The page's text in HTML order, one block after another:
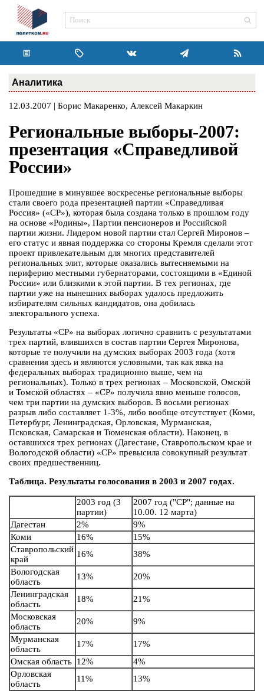
Аналитика
12.03.2007 | Борис Макаренко, Алексей Макаркин
Региональные выборы-2007:
презентация «Справедливой
России»
Прошедшие в минувшее воскресенье региональные выборы
стали своего рода презентацией партии «Справедливая
Россия» («СР»), которая была создана только в прошлом году
на основе «Родины», Партии пенсионеров и Российской
партии жизни. Лидером новой партии стал Сергей Миронов –
его статус и явная поддержка со стороны Кремля сделали этот
проект привлекательным для многих представителей
региональных элит, которые оказались вытесняемыми на
периферию местными губернаторами, состоящими в «Единой
России» или близкими к этой партии. В тех регионах, где
партии уже на нынешних выборах удалось предложить
избирателям сильных кандидатов, она добилась
электорального успеха.
Результаты «СР» на выборах логично сравнить с результатами
трех партий, влившихся в состав партии Сергея Миронова,
которые те получили на думских выборах 2003 года (хотя
сравнения здесь и являются условными, так как явка на
федеральных выборах традиционно выше, чем на
региональных). Только в трех регионах – Московской, Омской
и Томской областях – «СР» получила явно меньше голосов,
чем три партии на думских выборов. В восьми регионах
разрыв либо составляет 1-3%, либо вообще отсутствует (Коми,
Петербург, Ленинградская, Орловская, Мурманская,
Псковская, Самарская и Тюменская области). Наконец, в
оставшихся трех регионах (Дагестане, Ставропольском крае и
Вологодской области) «СР» превысила совокупный результат
своих предшественниц.
Таблица. Результаты голосования в 2003 и 2007 годах.
2003 год (3
партии)
2007 год ("СР"; данные на
10.00. 12 марта)
Дагестан
2%
9%
Коми
16%
15%
Ставропольский
край
16%
38%
Вологодская
область
13%
20%
Ленинградская
область
18%
21%
Московская
область
20%
9%
Мурманская
область
17%
17%
Омская область 12%
4%
Орловская
область
11%
13%